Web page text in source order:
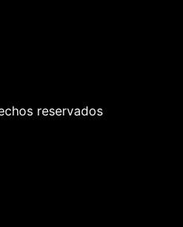
reservados